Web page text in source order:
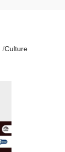
Culture